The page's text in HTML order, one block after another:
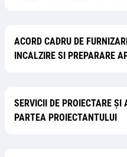
ACORD CADRU DE
INCALZIRE SI PREPARARE
SERVICII DE PROIECTARE
PARTEA PROIECTANTULUI